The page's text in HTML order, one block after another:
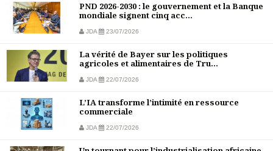
PND 2026-2030 : le gouvernement et la Banque
mondiale signent cinq acc...
JDA 23/07/2026
La vérité de Bayer sur les politiques
agricoles et alimentaires de Tru...
JDA 22/07/2026
L’IA transforme l’intimité en ressource
commerciale
JDA 22/07/2026